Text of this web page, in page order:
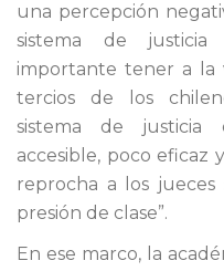
una percepción
sistema de
importante tener a la
tercios de los
sistema de justicia
accesible, poco eficaz
reprocha a los jueces
presión de clase”.
En ese marco, la